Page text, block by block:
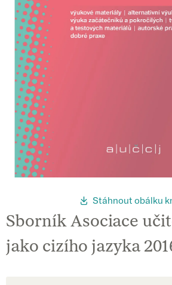
Stáhnout obálku
Sborník Asociace
jako cizího jazyka